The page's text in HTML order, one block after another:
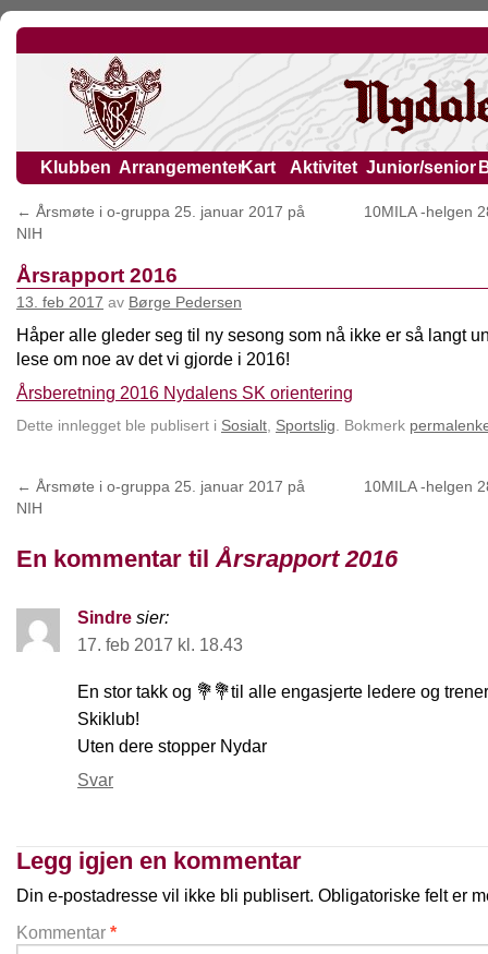
Klubben ArrangementerKart Aktivitet Junior/senior
← Årsmøte i o-gruppa 25. januar 2017 på
NIH
10MILA -helgen
Årsrapport 2016
13. feb 2017 av Børge Pedersen
Håper alle gleder seg til ny sesong som nå ikke er så langt
lese om noe av det vi gjorde i 2016!
Årsberetning 2016 Nydalens SK orientering
Dette innlegget ble publisert i Sosialt Sportslig . Bokmerk
← Årsmøte i o-gruppa 25. januar 2017 på
NIH
10MILA -helgen
En kommentar tilÅrsrapport 2016
Sindre sier:
17. feb 2017 kl. 18.43
En stor takk og 💐💐til alle engasjerte ledere og
Skiklub!
Uten dere stopper Nydar
Svar
Legg igjen en kommentar
Din e-postadresse vil ikke bli publisert. Obligatoriske felt er
Kommentar *